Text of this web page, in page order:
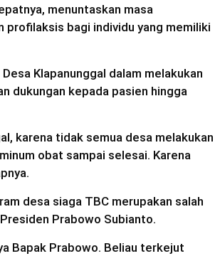
menuntaskan masa
bagi individu yang memiliki
Klapanunggal dalam melakukan
dukungan kepada pasien hingga
karena tidak semua desa melakukan
obat sampai selesai. Karena
desa siaga TBC merupakan salah
Prabowo Subianto.
Bapak Prabowo. Beliau terkejut